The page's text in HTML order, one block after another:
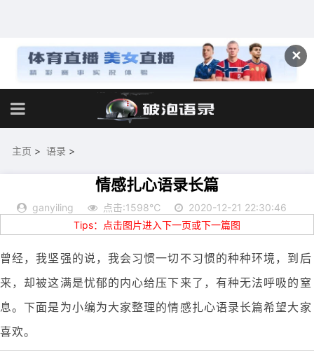
✕
主页 > 语录 >
情感扎心语录长篇
ganyiling 点击:1598℃
2020-12-21 22:30:46
Tips：点击图片进入下一页或下一篇图
曾经，我坚强的说，我会习惯一切不习惯的种种环境，到后
来，却被这满是忧郁的内心给压下来了，有种无法呼吸的窒
息。下面是为小编为大家整理的情感扎心语录长篇希望大家
喜欢。